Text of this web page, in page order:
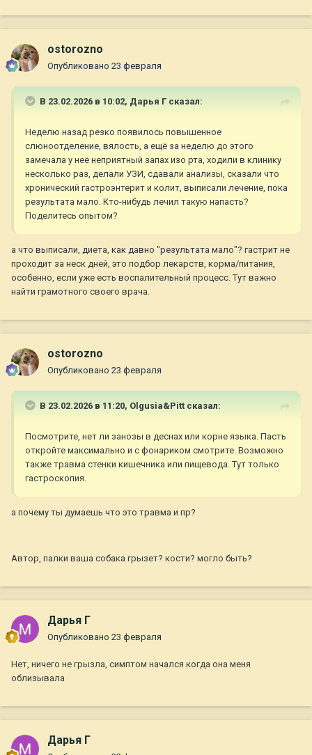
ostorozno
Опубликовано 23 февраля
В 23.02.2026 в 10:02, Дарья Г сказал:
Неделю назад резко появилось повышенное
слюноотделение, вялость, а ещё за неделю до этого
замечала у неё неприятный запах изо рта, ходили в клинику
несколько раз, делали УЗИ, сдавали анализы, сказали что
хронический гастроэнтерит и колит, выписали лечение, пока
результата мало. Кто-нибудь лечил такую напасть?
Поделитесь опытом?
а что выписали, диета, как давно "результата мало"? гастрит не
проходит за неск дней, это подбор лекарств, корма/питания,
особенно, если уже есть воспалительный процесс. Тут важно
найти грамотного своего врача.
ostorozno
Опубликовано 23 февраля
В 23.02.2026 в 11:20, Olgusia&Pitt сказал:
Посмотрите, нет ли занозы в деснах или корне языка. Пасть
откройте максимально и с фонариком смотрите. Возможно
также травма стенки кишечника или пищевода. Тут только
гастроскопия.
а почему ты думаешь что это травма и пр?
Автор, палки ваша собака грызет? кости? могло быть?
Дарья Г
Опубликовано 23 февраля
Нет, ничего не грызла, симптом начался когда она меня
облизывала
Дарья Г